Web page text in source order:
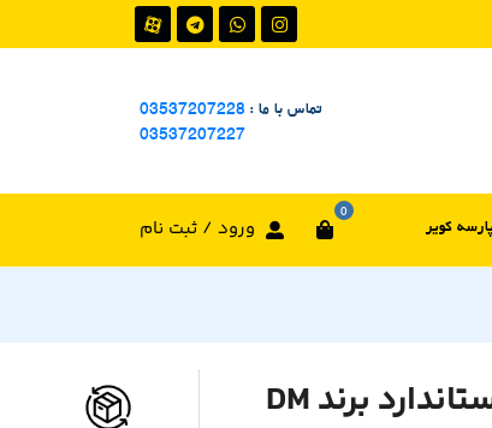
تماس با ما : 03537207228
03537207227
کویر
0
ورود / ثبت نام